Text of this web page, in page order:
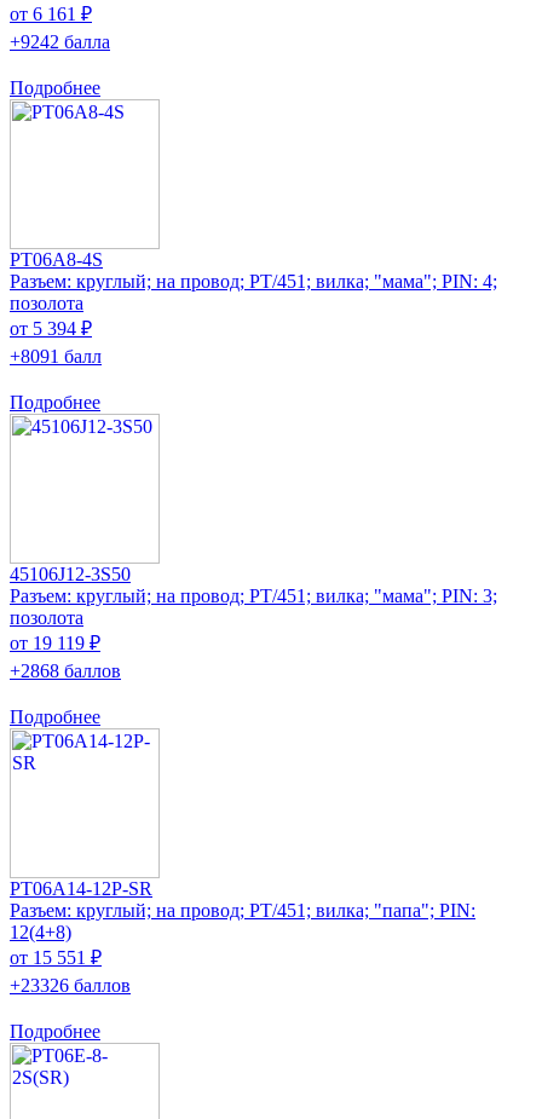
от 6 161 ₽
+9242 балла
Подробнее
PT06A8-4S
Разъем: круглый; на провод; PT/451; вилка; "мама"; PIN: 4;
позолота
от 5 394 ₽
+8091 балл
Подробнее
45106J12-3S50
Разъем: круглый; на провод; PT/451; вилка; "мама"; PIN: 3;
позолота
от 19 119 ₽
+2868 баллов
Подробнее
PT06A14-12P-SR
Разъем: круглый; на провод; PT/451; вилка; "папа"; PIN:
12(4+8)
от 15 551 ₽
+23326 баллов
Подробнее